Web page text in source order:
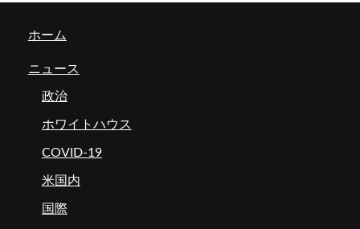
ホーム
ニュース
政治
ホワイトハウス
COVID-19
米国内
国際